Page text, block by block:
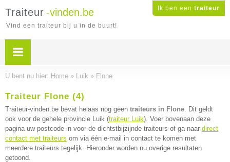
Ik ben een traiteur
Traiteur -vinden.be
Vind een traiteur bij u in de buurt!
U bent nu hier: Home » Luik » Flone
Traiteur Flone (4)
Traiteur-vinden.be bevat helaas nog geen traiteurs in Flone. Dit geldt
ook voor de gehele provincie Luik (traiteur Luik). Voer bovenaan deze
pagina uw postcode in voor de dichtstbijzijnde traiteurs of ga naar direct
contact met traiteurs om via één e-mail in contact te komen met
meerdere traiteurs tegelijk. Hieronder worden nu overige resultaten
getoond.